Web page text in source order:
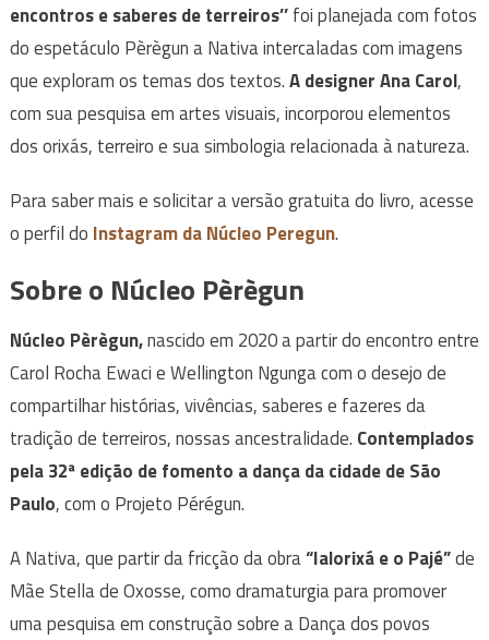
encontros e saberes de terreiros’’foi planejada com fotos
do espetáculo Pèrègun a Nativa intercaladas com imagens
que exploram os temas dos textos.A designer Ana Carol,
com sua pesquisa em artes visuais, incorporou elementos
dos orixás, terreiro e sua simbologia relacionada à natureza.
Para saber mais e solicitar a versão gratuita do livro, acesse
o perfil do Instagram da Núcleo Peregun.
Sobre o Núcleo Pèrègun
Núcleo Pèrègun,nascido em 2020 a partir do encontro entre
Carol Rocha Ewaci e Wellington Ngunga com o desejo de
compartilhar histórias, vivências, saberes e fazeres da
tradição de terreiros, nossas ancestralidade. Contemplados
pela 32ª edição de fomento a dança da cidade de São
Paulo, com o Projeto Pérégun.
A Nativa, que partir da fricção da obra“Ialorixá e o Pajé”de
Mãe Stella de Oxosse, como dramaturgia para promover
uma pesquisa em construção sobre a Dança dos povos